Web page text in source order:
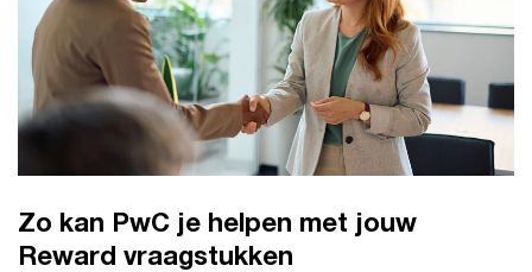
Zo kan PwC je helpen met jouw
Reward vraagstukken